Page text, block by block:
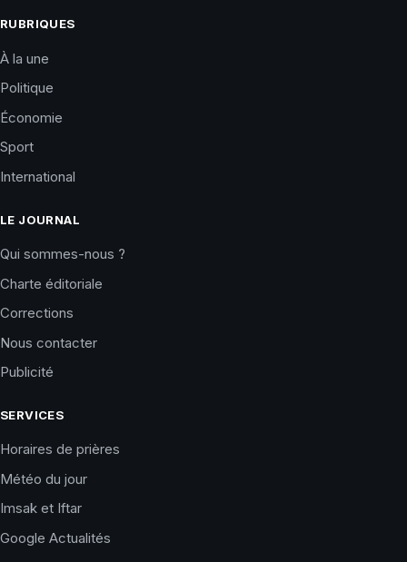
RUBRIQUES
À la une
Politique
Économie
Sport
International
LE JOURNAL
Qui sommes-nous ?
Charte éditoriale
Corrections
Nous contacter
Publicité
SERVICES
Horaires de prières
Météo du jour
Imsak et Iftar
Google Actualités